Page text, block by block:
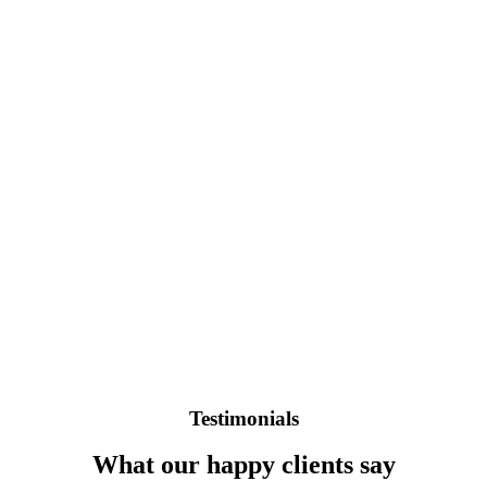
Testimonials
What our happy clients say